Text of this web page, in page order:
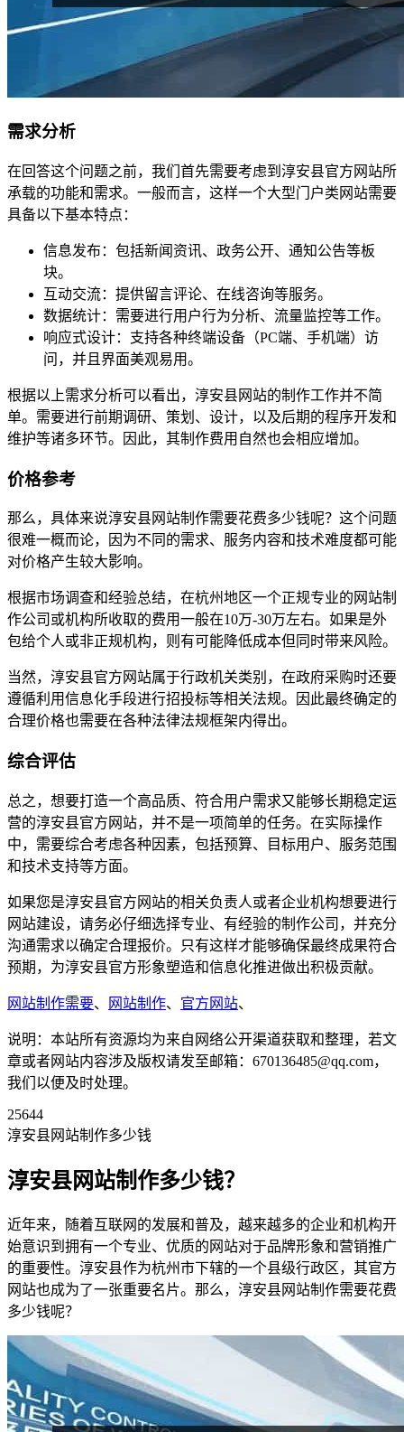
需求分析
在回答这个问题之前，我们首先需要考虑到淳安县官方网站所
承载的功能和需求。一般而言，这样一个大型门户类网站需要
具备以下基本特点：
信息发布：包括新闻资讯、政务公开、通知公告等板
块。
互动交流：提供留言评论、在线咨询等服务。
数据统计：需要进行用户行为分析、流量监控等工作。
响应式设计：支持各种终端设备（PC端、手机端）访
问，并且界面美观易用。
根据以上需求分析可以看出，淳安县网站的制作工作并不简
单。需要进行前期调研、策划、设计，以及后期的程序开发和
维护等诸多环节。因此，其制作费用自然也会相应增加。
价格参考
那么，具体来说淳安县网站制作需要花费多少钱呢？这个问题
很难一概而论，因为不同的需求、服务内容和技术难度都可能
对价格产生较大影响。
根据市场调查和经验总结，在杭州地区一个正规专业的网站制
作公司或机构所收取的费用一般在10万-30万左右。如果是外
包给个人或非正规机构，则有可能降低成本但同时带来风险。
当然，淳安县官方网站属于行政机关类别，在政府采购时还要
遵循利用信息化手段进行招投标等相关法规。因此最终确定的
合理价格也需要在各种法律法规框架内得出。
综合评估
总之，想要打造一个高品质、符合用户需求又能够长期稳定运
营的淳安县官方网站，并不是一项简单的任务。在实际操作
中，需要综合考虑各种因素，包括预算、目标用户、服务范围
和技术支持等方面。
如果您是淳安县官方网站的相关负责人或者企业机构想要进行
网站建设，请务必仔细选择专业、有经验的制作公司，并充分
沟通需求以确定合理报价。只有这样才能够确保最终成果符合
预期，为淳安县官方形象塑造和信息化推进做出积极贡献。
网站制作需要、 网站制作、 官方网站、
说明：本站所有资源均为来自网络公开渠道获取和整理，若文
章或者网站内容涉及版权请发至邮箱：670136485@qq.com，
我们以便及时处理。
25644
淳安县网站制作多少钱
淳安县网站制作多少钱？
近年来，随着互联网的发展和普及，越来越多的企业和机构开
始意识到拥有一个专业、优质的网站对于品牌形象和营销推广
的重要性。淳安县作为杭州市下辖的一个县级行政区，其官方
网站也成为了一张重要名片。那么，淳安县网站制作需要花费
多少钱呢？